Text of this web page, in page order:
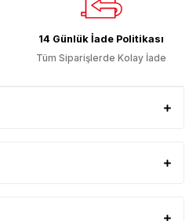
14 Günlük İade Politikası
Tüm Siparişlerde Kolay İade